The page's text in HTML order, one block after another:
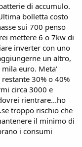
di accumulo.
bolletta costo
sui 700 penso
mettere 6 o 7kw di
inverter con uno
un altro,
euro. Meta'
30% o 40%
circa 3000 e
rientrare...ho
troppo rischio che
il minimo di
i consumi